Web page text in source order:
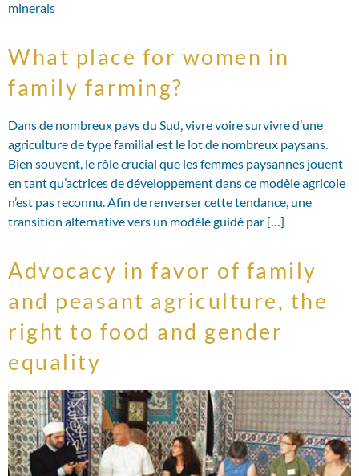
minerals
What place for women in
family farming?
Dans de nombreux pays du Sud, vivre voire survivre d’une
agriculture de type familial est le lot de nombreux paysans.
Bien souvent, le rôle crucial que les femmes paysannes jouent
en tant qu’actrices de développement dans ce modèle agricole
n’est pas reconnu. Afin de renverser cette tendance, une
transition alternative vers un modèle guidé par […]
Advocacy in favor of family
and peasant agriculture, the
right to food and gender
equality